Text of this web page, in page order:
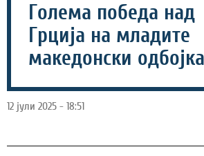
Голема победа над
Грција на младите
македонски
12 јули 2025 - 18:51